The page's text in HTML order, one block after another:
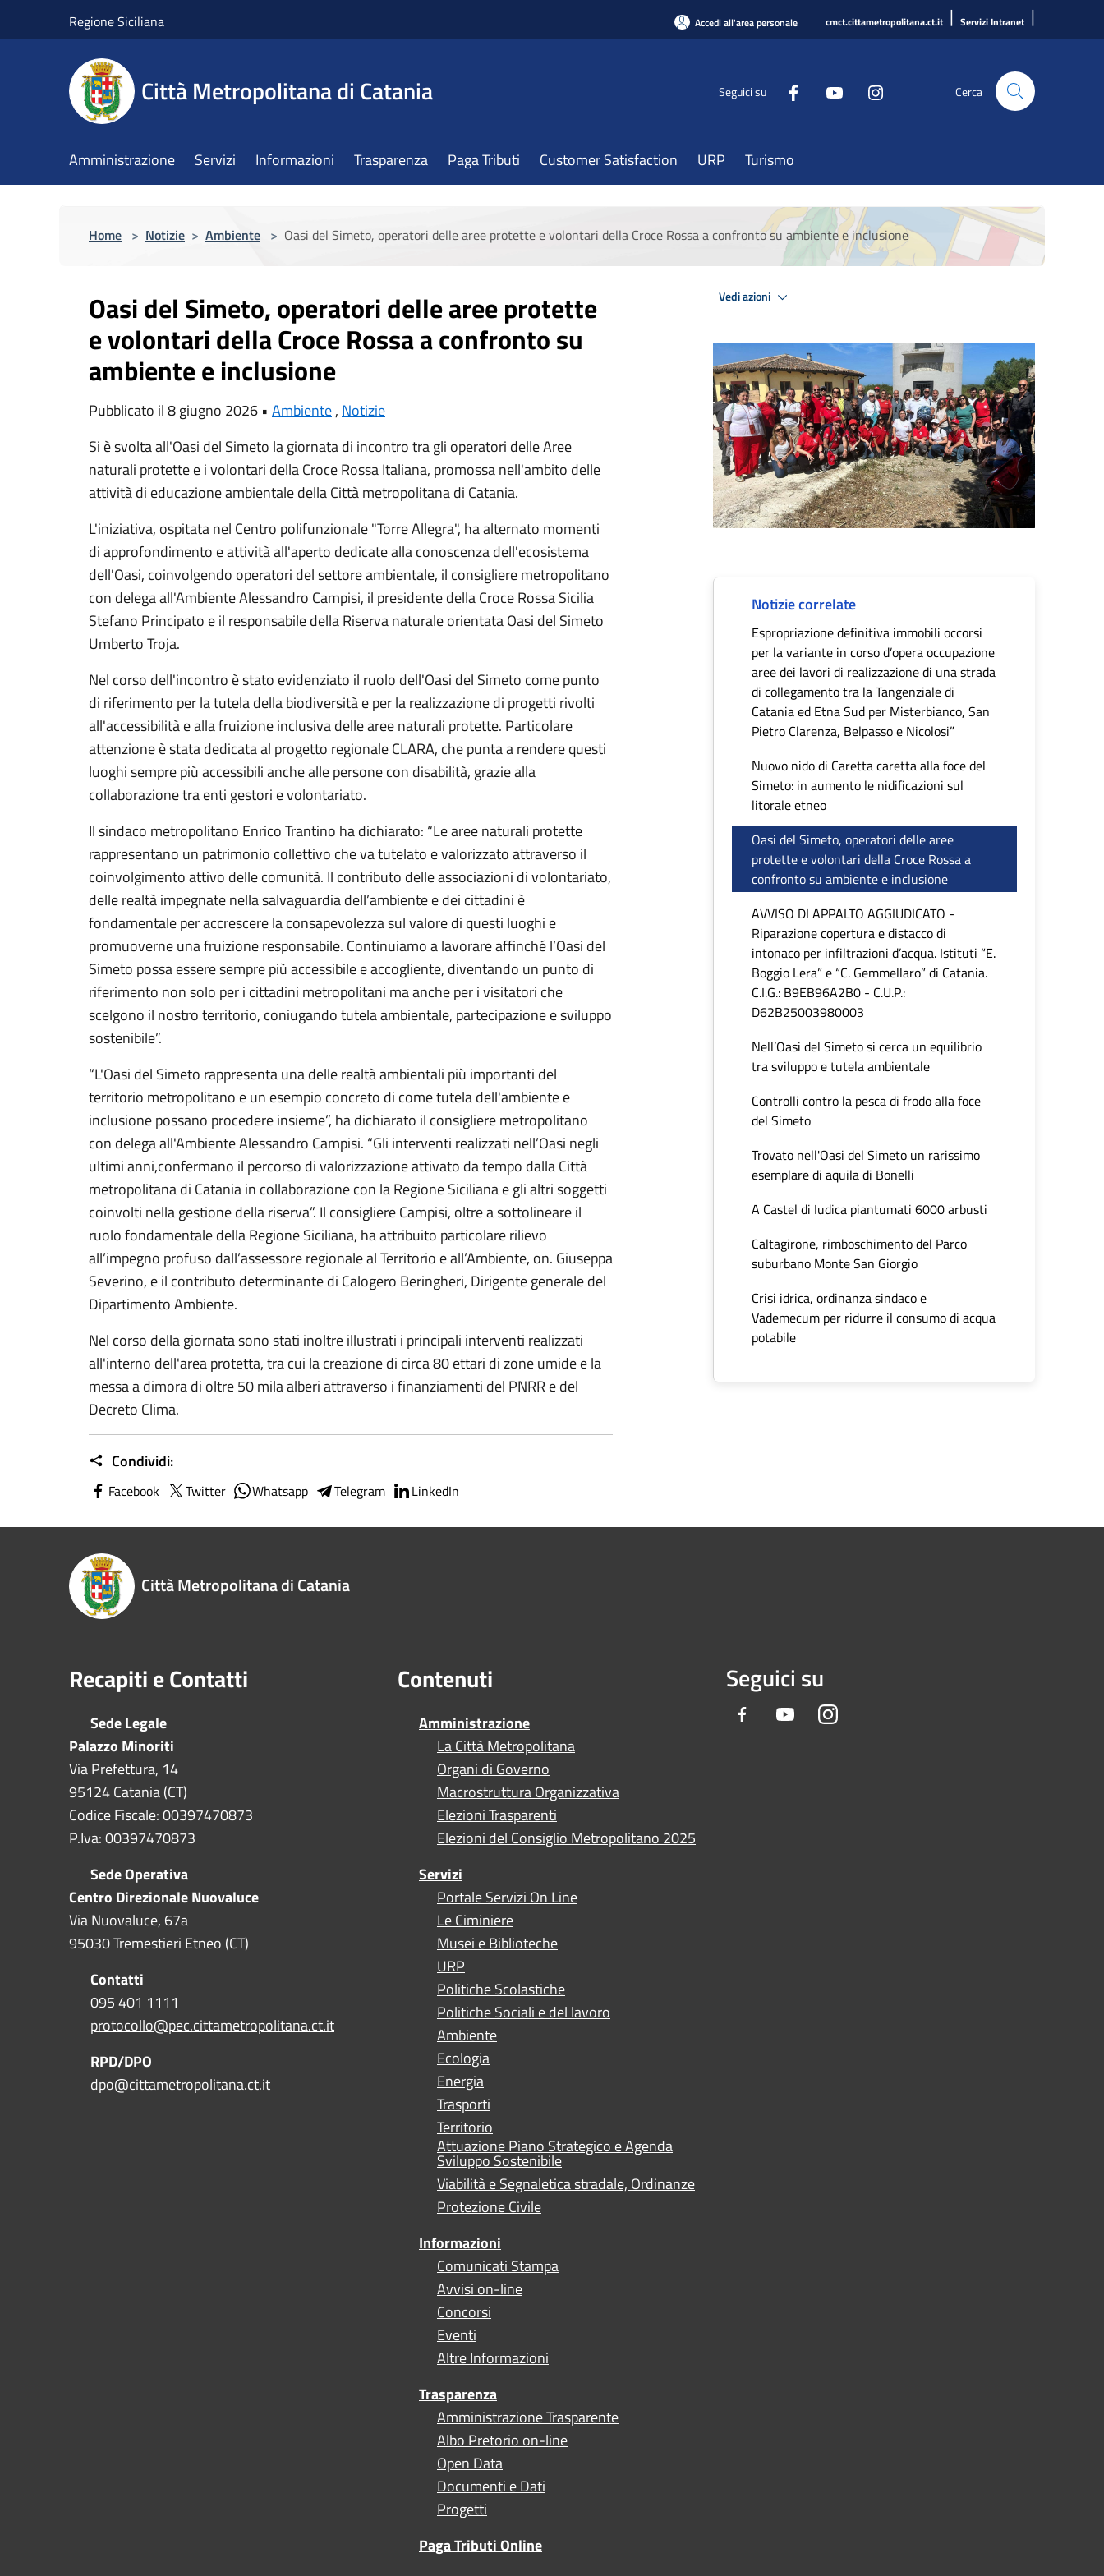
Regione Siciliana Accedi all'area personale cmct.cittametropolitana.ct.it | Servizi Intranet |
Città Metropolitana di Catania Seguici su Cerca
Amministrazione Servizi Informazioni Trasparenza Paga Tributi Customer Satisfaction URP Turismo
Home > Notizie > Ambiente > Oasi del Simeto, operatori delle aree protette e volontari della Croce Rossa a confronto su ambiente e inclusione
Oasi del Simeto, operatori delle aree protette
e volontari della Croce Rossa a confronto su
ambiente e inclusione
Pubblicato il 8 giugno 2026 • Ambiente, Notizie
Si è svolta all'Oasi del Simeto la giornata di incontro tra gli operatori delle Aree
naturali protette e i volontari della Croce Rossa Italiana, promossa nell'ambito delle
attività di educazione ambientale della Città metropolitana di Catania.
L'iniziativa, ospitata nel Centro polifunzionale "Torre Allegra", ha alternato momenti
di approfondimento e attività all'aperto dedicate alla conoscenza dell'ecosistema
dell'Oasi, coinvolgendo operatori del settore ambientale, il consigliere metropolitano
con delega all'Ambiente Alessandro Campisi, il presidente della Croce Rossa Sicilia
Stefano Principato e il responsabile della Riserva naturale orientata Oasi del Simeto
Umberto Troja.
Nel corso dell'incontro è stato evidenziato il ruolo dell'Oasi del Simeto come punto
di riferimento per la tutela della biodiversità e per la realizzazione di progetti rivolti
all'accessibilità e alla fruizione inclusiva delle aree naturali protette. Particolare
attenzione è stata dedicata al progetto regionale CLARA, che punta a rendere questi
luoghi sempre più accessibili anche alle persone con disabilità, grazie alla
collaborazione tra enti gestori e volontariato.
Il sindaco metropolitano Enrico Trantino ha dichiarato: “Le aree naturali protette
rappresentano un patrimonio collettivo che va tutelato e valorizzato attraverso il
coinvolgimento attivo delle comunità. Il contributo delle associazioni di volontariato,
delle realtà impegnate nella salvaguardia dell’ambiente e dei cittadini è
fondamentale per accrescere la consapevolezza sul valore di questi luoghi e
promuoverne una fruizione responsabile. Continuiamo a lavorare affinché l’Oasi del
Simeto possa essere sempre più accessibile e accogliente, diventando un punto di
riferimento non solo per i cittadini metropolitani ma anche per i visitatori che
scelgono il nostro territorio, coniugando tutela ambientale, partecipazione e sviluppo
sostenibile”.
“L'Oasi del Simeto rappresenta una delle realtà ambientali più importanti del
territorio metropolitano e un esempio concreto di come tutela dell'ambiente e
inclusione possano procedere insieme”, ha dichiarato il consigliere metropolitano
con delega all'Ambiente Alessandro Campisi. “Gli interventi realizzati nell’Oasi negli
ultimi anni,confermano il percorso di valorizzazione attivato da tempo dalla Città
metropolitana di Catania in collaborazione con la Regione Siciliana e gli altri soggetti
coinvolti nella gestione della riserva”. Il consigliere Campisi, oltre a sottolineare il
ruolo fondamentale della Regione Siciliana, ha attribuito particolare rilievo
all’impegno profuso dall’assessore regionale al Territorio e all’Ambiente, on. Giuseppa
Severino, e il contributo determinante di Calogero Beringheri, Dirigente generale del
Dipartimento Ambiente.
Nel corso della giornata sono stati inoltre illustrati i principali interventi realizzati
all'interno dell'area protetta, tra cui la creazione di circa 80 ettari di zone umide e la
messa a dimora di oltre 50 mila alberi attraverso i finanziamenti del PNRR e del
Decreto Clima.
Condividi:
Facebook Twitter Whatsapp Telegram LinkedIn
Vedi azioni
Notizie correlate
Espropriazione definitiva immobili occorsi
per la variante in corso d’opera occupazione
aree dei lavori di realizzazione di una strada
di collegamento tra la Tangenziale di
Catania ed Etna Sud per Misterbianco, San
Pietro Clarenza, Belpasso e Nicolosi”
Nuovo nido di Caretta caretta alla foce del
Simeto: in aumento le nidificazioni sul
litorale etneo
Oasi del Simeto, operatori delle aree
protette e volontari della Croce Rossa a
confronto su ambiente e inclusione
AVVISO DI APPALTO AGGIUDICATO -
Riparazione copertura e distacco di
intonaco per infiltrazioni d’acqua. Istituti “E.
Boggio Lera” e “C. Gemmellaro” di Catania.
C.I.G.: B9EB96A2B0 - C.U.P.:
D62B25003980003
Nell’Oasi del Simeto si cerca un equilibrio
tra sviluppo e tutela ambientale
Controlli contro la pesca di frodo alla foce
del Simeto
Trovato nell'Oasi del Simeto un rarissimo
esemplare di aquila di Bonelli
A Castel di Iudica piantumati 6000 arbusti
Caltagirone, rimboschimento del Parco
suburbano Monte San Giorgio
Crisi idrica, ordinanza sindaco e
Vademecum per ridurre il consumo di acqua
potabile
Città Metropolitana di Catania
Recapiti e Contatti
Sede Legale
Palazzo Minoriti
Via Prefettura, 14
95124 Catania (CT)
Codice Fiscale: 00397470873
P.Iva: 00397470873
Sede Operativa
Centro Direzionale Nuovaluce
Via Nuovaluce, 67a
95030 Tremestieri Etneo (CT)
Contatti
095 401 1111
protocollo@pec.cittametropolitana.ct.it
RPD/DPO
dpo@cittametropolitana.ct.it
Contenuti
Amministrazione
La Città Metropolitana
Organi di Governo
Macrostruttura Organizzativa
Elezioni Trasparenti
Elezioni del Consiglio Metropolitano 2025
Servizi
Portale Servizi On Line
Le Ciminiere
Musei e Biblioteche
URP
Politiche Scolastiche
Politiche Sociali e del lavoro
Ambiente
Ecologia
Energia
Trasporti
Territorio
Attuazione Piano Strategico e Agenda
Sviluppo Sostenibile
Viabilità e Segnaletica stradale, Ordinanze
Protezione Civile
Informazioni
Comunicati Stampa
Avvisi on-line
Concorsi
Eventi
Altre Informazioni
Trasparenza
Amministrazione Trasparente
Albo Pretorio on-line
Open Data
Documenti e Dati
Progetti
Paga Tributi Online
Seguici su
Facebook YoutubeInstagram